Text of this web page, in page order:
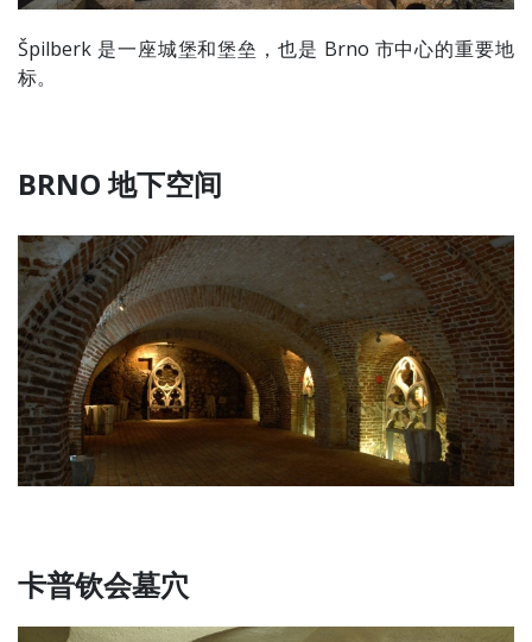
Špilberk 是一座城堡和堡垒，也是 Brno 市中心的重要地
标。
BRNO 地下空间
卡普钦会墓穴